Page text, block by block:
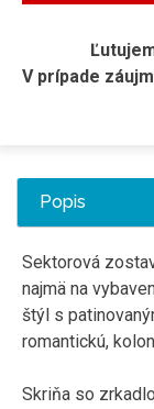
V prípade
Popis
Sektorová
najmä na
štýl s
romantickú,
Skriňa so